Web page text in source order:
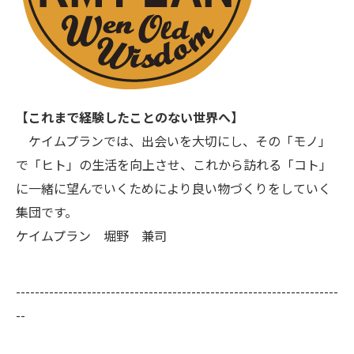
【これまで経験したことのない世界へ】
ケイムプランでは、出会いを大切にし、その「モノ」
で「ヒト」の生活を向上させ、これから訪れる「コト」
に一緒に望んでいくためにより良い物づくりをしていく
集団です。
ケイムプラン 堀野 兼司
--------------------------------------------------------------------
--